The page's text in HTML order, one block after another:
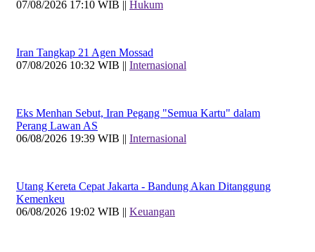
07/08/2026 17:10 WIB || Hukum
Iran Tangkap 21 Agen Mossad
07/08/2026 10:32 WIB || Internasional
Eks Menhan Sebut, Iran Pegang "Semua Kartu" dalam
Perang Lawan AS
06/08/2026 19:39 WIB || Internasional
Utang Kereta Cepat Jakarta - Bandung Akan Ditanggung
Kemenkeu
06/08/2026 19:02 WIB || Keuangan